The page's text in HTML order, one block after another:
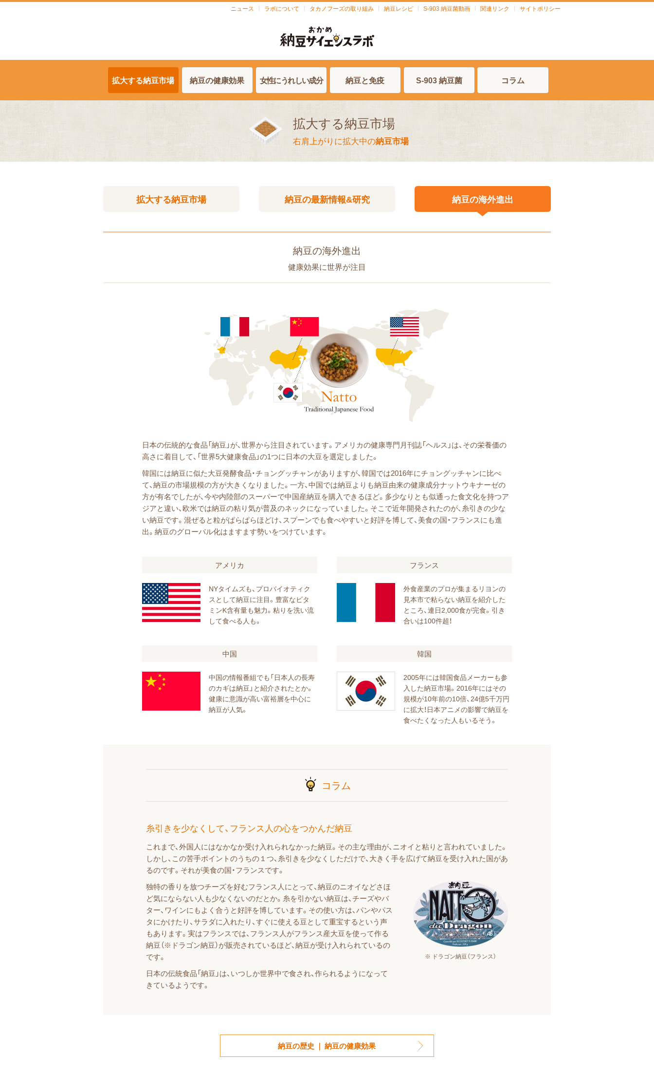
ニュース ラボについて タカノフーズの取り組み 納豆レシピ S-903 納豆菌動画 関連リンク サイトポリシー
拡大する納豆市場 納豆の健康効果 女性にうれしい成分 納豆と免疫 S-903 納豆菌 コラム
拡大する納豆市場
右肩上がりに拡大中の納豆市場
拡大する納豆市場 納豆の最新情報&研究 納豆の海外進出
納豆の海外進出
健康効果に世界が注目
日本の伝統的な食品「納豆」が、世界から注目されています。アメリカの健康専門月刊誌「ヘルス」は、その栄養価の
高さに着目して、「世界5大健康食品」の1つに日本の大豆を選定しました。
韓国には納豆に似た大豆発酵食品・チョングッチャンがありますが、韓国では2016年にチョングッチャンに比べ
て、納豆の市場規模の方が大きくなりました。一方、中国では納豆よりも納豆由来の健康成分ナットウキナーゼの
方が有名でしたが、今や内陸部のスーパーで中国産納豆を購入できるほど。多少なりとも似通った食文化を持つア
ジアと違い、欧米では納豆の粘り気が普及のネックになっていました。そこで近年開発されたのが、糸引きの少な
い納豆です。混ぜると粒がぱらぱらほどけ、スプーンでも食べやすいと好評を博して、美食の国・フランスにも進
出。納豆のグローバル化はますます勢いをつけています。
アメリカ
NYタイムズも、プロバイオティク
スとして納豆に注目。豊富なビタ
ミンK含有量も魅力。粘りを洗い流
して食べる人も。
フランス
外食産業のプロが集まるリヨンの
見本市で粘らない納豆を紹介した
ところ、連日2,000食が完食。引き
合いは100件超！
中国
中国の情報番組でも「日本人の長寿
のカギは納豆」と紹介されたとか。
健康に意識が高い富裕層を中心に
納豆が人気。
韓国
2005年には韓国食品メーカーも参
入した納豆市場。2016年にはその
規模が10年前の10倍、24億5千万円
に拡大！日本アニメの影響で納豆を
食べたくなった人もいるそう。
コラム
糸引きを少なくして、 フランス人の心をつかんだ納豆
これまで、外国人にはなかなか受け入れられなかった納豆。その主な理由が、ニオイと粘りと言われていました。
しかし、この苦手ポイントのうちの１つ、糸引きを少なくしただけで、大きく手を広げて納豆を受け入れた国があ
るのです。それが美食の国・フランスです。
独特の香りを放つチーズを好むフランス人にとって、納豆のニオイなどさほ
ど気にならない人も少なくないのだとか。糸を引かない納豆は、チーズやバ
ター、ワインにもよく合うと好評を博しています。その使い方は、パンやパス
タにかけたり、サラダに入れたり、すぐに使える豆として重宝するという声
もあります。実はフランスでは、フランス人がフランス産大豆を使って作る
納豆（※ドラゴン納豆）が販売されているほど、納豆が受け入れられているの
です。
日本の伝統食品「納豆」は、いつしか世界中で食され、作られるようになって
きているようです。
※ ドラゴン納豆（フランス）
納豆の歴史 ｜ 納豆の健康効果